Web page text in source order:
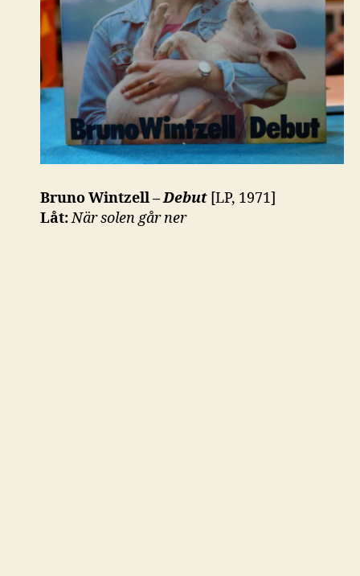
Bruno Wintzell –Debut [LP, 1971]
Låt:När solen går ner